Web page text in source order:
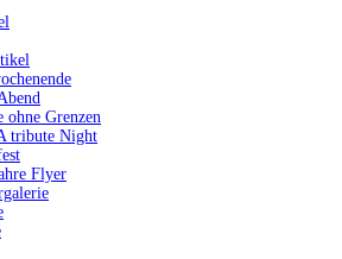
ohne Grenzen
tribute Night
Flyer